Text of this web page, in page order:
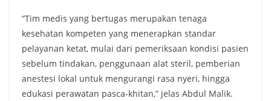
“Tim medis yang bertugas merupakan tenaga
kesehatan kompeten yang menerapkan standar
pelayanan ketat, mulai dari pemeriksaan kondisi pasien
sebelum tindakan, penggunaan alat steril, pemberian
anestesi lokal untuk mengurangi rasa nyeri, hingga
edukasi perawatan pasca-khitan,” jelas Abdul Malik.